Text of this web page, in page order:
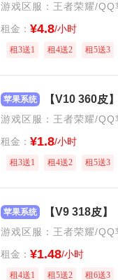
游戏区服：王者荣耀/
租金： ¥4.8/小时
租3送1 租4送2 租5送3
苹果系统
游戏区服：王者荣耀/
租金： ¥1.8/小时
租3送1 租4送2 租5送3
苹果系统
游戏区服：王者荣耀/
租金： ¥1.48/小时
租4送1 租5送2 租6送3